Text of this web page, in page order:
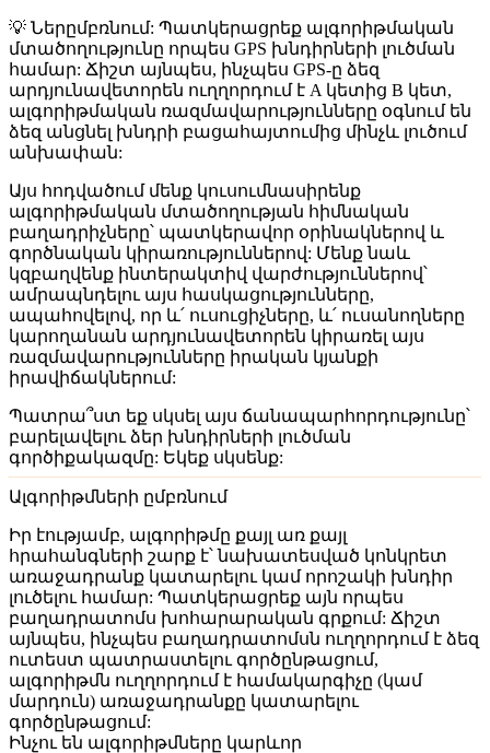
💡 Ներըմբռնում: Պատկերացրեք ալգորիթմական
մտածողությունը որպես GPS խնդիրների լուծման
համար: Ճիշտ այնպես, ինչպես GPS-ը ձեզ
արդյունավետորեն ուղղորդում է A կետից B կետ,
ալգորիթմական ռազմավարությունները օգնում են
ձեզ անցնել խնդրի բացահայտումից մինչև լուծում
անխափան:
Այս հոդվածում մենք կուսումնասիրենք
ալգորիթմական մտածողության հիմնական
բաղադրիչները՝ պատկերավոր օրինակներով և
գործնական կիրառություններով: Մենք նաև
կզբաղվենք ինտերակտիվ վարժություններով՝
ամրապնդելու այս հասկացությունները,
ապահովելով, որ և՛ ուսուցիչները, և՛ ուսանողները
կարողանան արդյունավետորեն կիրառել այս
ռազմավարությունները իրական կյանքի
իրավիճակներում:
Պատրա՞ստ եք սկսել այս ճանապարհորդությունը՝
բարելավելու ձեր խնդիրների լուծման
գործիքակազմը: Եկեք սկսենք:
Ալգորիթմների ըմբռնում
Իր էությամբ, ալգորիթմը քայլ առ քայլ
հրահանգների շարք է՝ նախատեսված կոնկրետ
առաջադրանք կատարելու կամ որոշակի խնդիր
լուծելու համար: Պատկերացրեք այն որպես
բաղադրատոմս խոհարարական գրքում: Ճիշտ
այնպես, ինչպես բաղադրատոմսն ուղղորդում է ձեզ
ուտեստ պատրաստելու գործընթացում,
ալգորիթմն ուղղորդում է համակարգիչը (կամ
մարդուն) առաջադրանքը կատարելու
գործընթացում:
Ինչու են ալգորիթմները կարևոր